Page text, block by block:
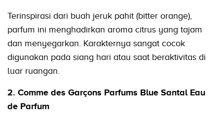
Terinspirasi dari buah jeruk pahit (bitter orange),
parfum ini menghadirkan aroma citrus yang tajam
dan menyegarkan. Karakternya sangat cocok
digunakan pada siang hari atau saat beraktivitas di
luar ruangan.
2. Comme des Garçons Parfums Blue Santal Eau
de Parfum